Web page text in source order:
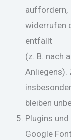
auffordern,
widerrufen
entfällt
(z. B. nach
Anliegens).
bleiben
Plugins und
Google